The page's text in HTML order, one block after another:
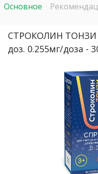
Основное
СТРОКОЛИН ТОНЗИ
доз. 0.255мг/доза -